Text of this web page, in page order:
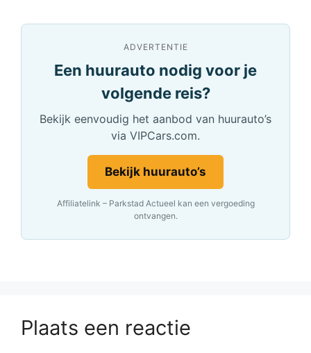
ADVERTENTIE
Een huurauto nodig voor je
volgende reis?
Bekijk eenvoudig het aanbod van huurauto’s
via VIPCars.com.
Bekijk huurauto’s
Affiliatelink – Parkstad Actueel kan een vergoeding
ontvangen.
Plaats een reactie